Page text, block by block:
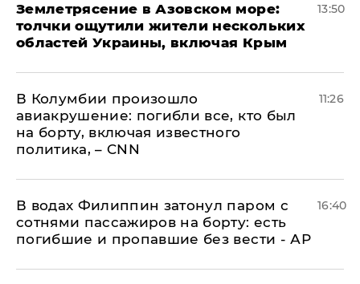
Землетрясение в Азовском море:
толчки ощутили жители нескольких
областей Украины, включая Крым
13:50
В Колумбии произошло
авиакрушение: погибли все, кто был
на борту, включая известного
политика, – CNN
11:26
В водах Филиппин затонул паром с
сотнями пассажиров на борту: есть
погибшие и пропавшие без вести - АР
16:40